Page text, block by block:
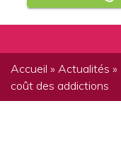
Accueil » Actualités »
coût des addictions